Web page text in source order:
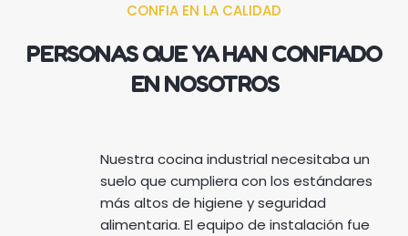
CONFIA EN LA CALIDAD
PERSONAS QUE YA HAN CONFIADO
EN NOSOTROS
Nuestra cocina industrial necesitaba un
suelo que cumpliera con los estándares
más altos de higiene y seguridad
alimentaria. El equipo de instalación fue